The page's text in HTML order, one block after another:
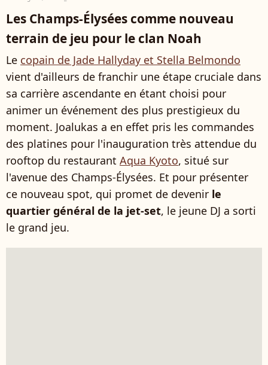
Les Champs-Élysées comme nouveau
terrain de jeu pour le clan Noah
Le copain de Jade Hallyday et Stella Belmondo
vient d'ailleurs de franchir une étape cruciale dans
sa carrière ascendante en étant choisi pour
animer un événement des plus prestigieux du
moment. Joalukas a en effet pris les commandes
des platines pour l'inauguration très attendue du
rooftop du restaurant Aqua Kyoto, situé sur
l'avenue des Champs-Élysées. Et pour présenter
ce nouveau spot, qui promet de devenir le
quartier général de la jet-set, le jeune DJ a sorti
le grand jeu.